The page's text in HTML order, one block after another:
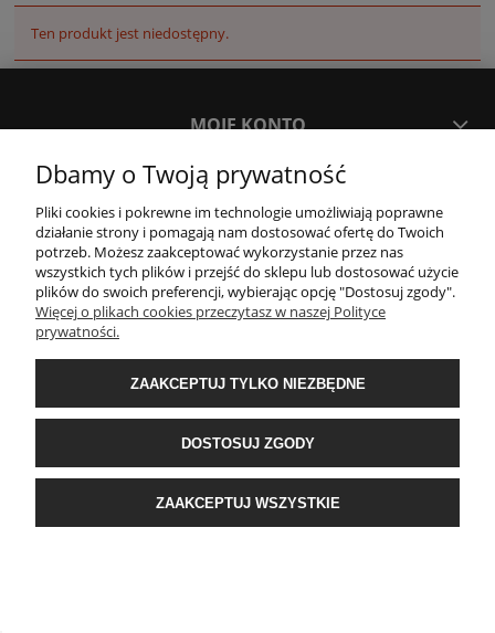
Ten produkt jest niedostępny.
MOJE KONTO
INFORMACJE
O NAS
Sklep internetowy Shoper.pl, Wykonanie:www.kud.pl
POKAŻ PEŁNĄ WERSJĘ STRONY
Dbamy o Twoją prywatność
Pliki cookies i pokrewne im technologie umożliwiają poprawne
działanie strony i pomagają nam dostosować ofertę do Twoich
potrzeb. Możesz zaakceptować wykorzystanie przez nas
wszystkich tych plików i przejść do sklepu lub dostosować użycie
plików do swoich preferencji, wybierając opcję "Dostosuj zgody".
Więcej o plikach cookies przeczytasz w naszej Polityce
prywatności.
ZAAKCEPTUJ TYLKO NIEZBĘDNE
DOSTOSUJ ZGODY
ZAAKCEPTUJ WSZYSTKIE